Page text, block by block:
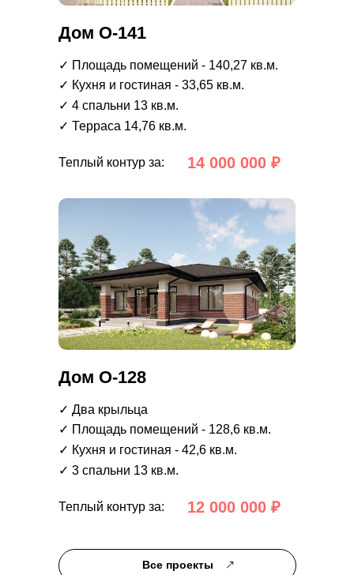
Теплый контур за:
✓ 3 спальни 13 кв.м.
✓ Кухня и гостиная - 42,6 кв.м.
✓ Площадь помещений - 128,6 кв.м.
✓ Два крыльца
12 000 000 ₽
Дом О-128
Теплый контур за:
✓ Терраса 14,76 кв.м.
✓ 4 спальни 13 кв.м.
✓ Кухня и гостиная - 33,65 кв.м.
✓ Площадь помещений - 140,27 кв.м.
14 000 000 ₽
Дом О-141
Все проекты